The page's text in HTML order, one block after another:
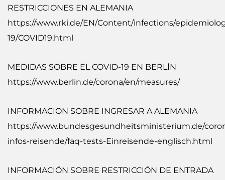
RESTRICCIONES EN ALEMANIA
https://www.rki.de/EN/Content/infections/
19/COVID19.html
MEDIDAS SOBRE EL COVID-19 EN BERLÍN
https://www.berlin.de/corona/en/measures/
INFORMACION SOBRE INGRESAR A ALEMANIA
https://www.bundesgesundheitsministerium.de/
infos-reisende/faq-tests-Einreisende-englisch.html
INFORMACIÓN SOBRE RESTRICCIÓN DE ENTRADA